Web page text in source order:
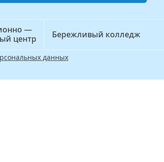
—
центр
Бережливый колледж
данных